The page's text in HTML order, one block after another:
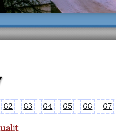
62 · 63 · 64 · 65 · 66 · 67